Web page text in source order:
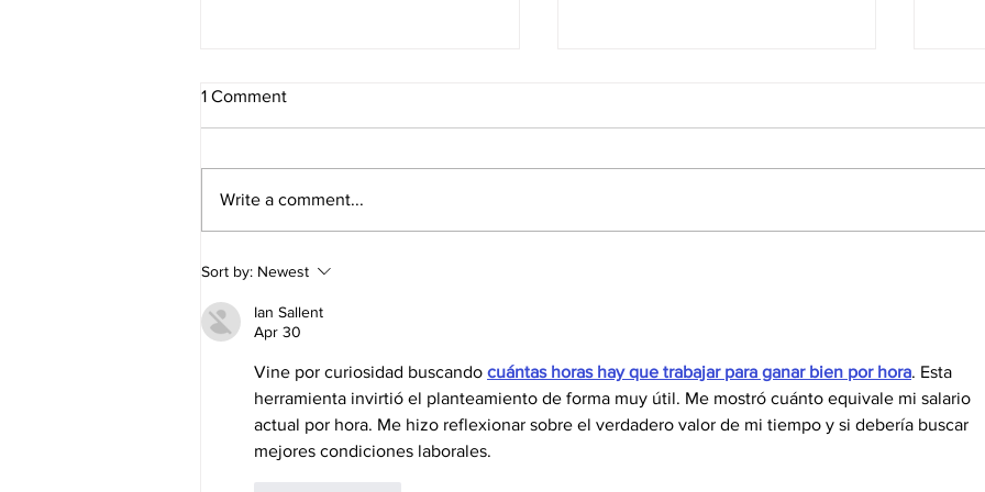
Revalida de Otoño
¡Renueva tu Colegiación!
1 Comment
Write a comment...
Sort by: Newest
Ian Sallent
Apr 30
Vine por curiosidad buscando cuántas horas hay que trabajar para ganar bien por hora. Esta
herramienta invirtió el planteamiento de forma muy útil. Me mostró cuánto equivale mi salario
actual por hora. Me hizo reflexionar sobre el verdadero valor de mi tiempo y si debería buscar
mejores condiciones laborales.